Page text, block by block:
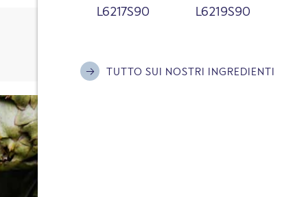
L6217S90 L6219S90
TUTTO SUI NOSTRI INGREDIENTI